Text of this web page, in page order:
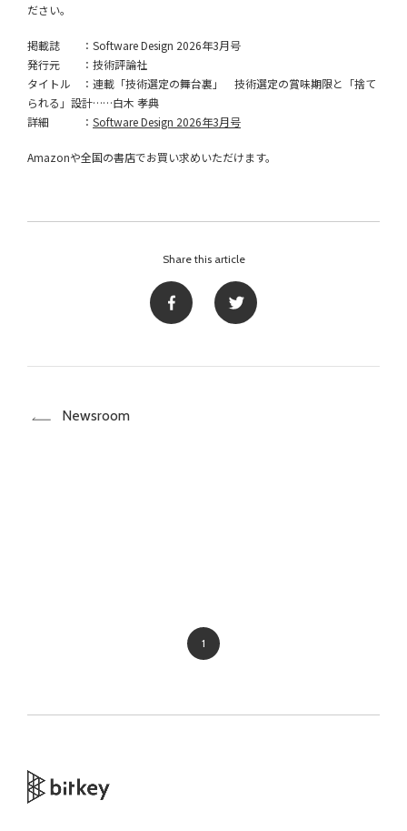
ださい。
掲載誌 ：Software Design 2026年3月号
発行元 ：技術評論社
タイトル ：連載「技術選定の舞台裏」 技術選定の賞味期限と「捨て
られる」設計……白木 孝典
詳細 ： Software Design 2026年3月号
Amazonや全国の書店でお買い求めいただけます。
Share this article
Newsroom
1